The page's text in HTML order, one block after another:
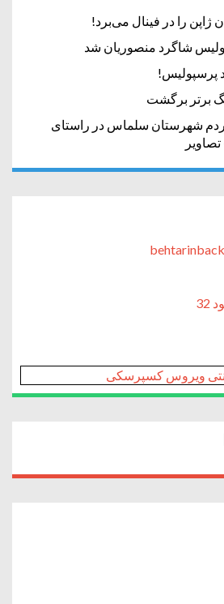
ژاپن را در فینال می‌برد!
شاگرد منصوریان شد
پرسپولیس!
برتر برگشت
مردم شهرستان سلماس در راستای
ویروس کسپرسکی